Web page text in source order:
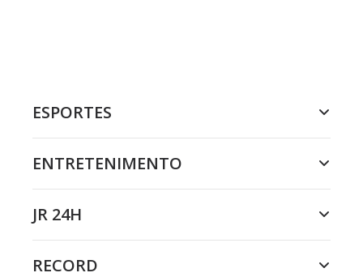
ESPORTES
ENTRETENIMENTO
JR 24H
RECORD